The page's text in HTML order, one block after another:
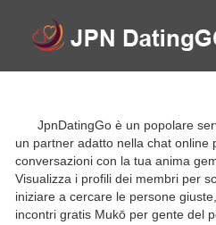
JpnDatingGo è un popolare
un partner adatto nella chat
conversazioni con la tua anima
Visualizza i profili dei membri per
iniziare a cercare le persone
incontri gratis Mukō per gente del